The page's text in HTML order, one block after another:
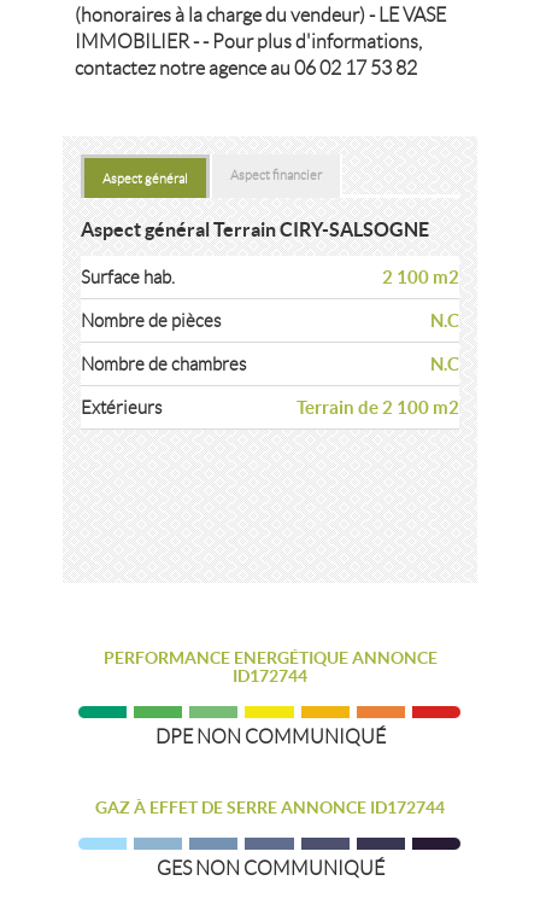
(honoraires à la charge du vendeur) - LE VASE
IMMOBILIER - - Pour plus d'informations,
contactez notre agence au 06 02 17 53 82
Aspect général Aspect financier
Aspect général Terrain CIRY-SALSOGNE
Surface hab. 2 100 m2
Nombre de pièces N.C
Nombre de chambres N.C
Extérieurs Terrain de 2 100 m2
PERFORMANCE ENERGÉTIQUE ANNONCE
ID172744
DPE NON COMMUNIQUÉ
GAZ À EFFET DE SERRE ANNONCE ID172744
GES NON COMMUNIQUÉ